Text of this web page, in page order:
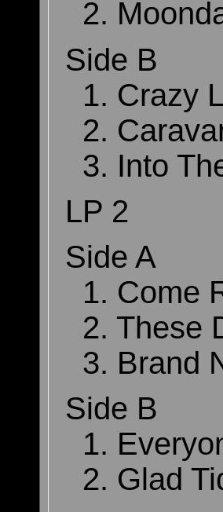
2.
Side B
1. Crazy
2.
3. Into
LP 2
Side A
1. Come
2. These
3. Brand
Side B
1.
2. Glad